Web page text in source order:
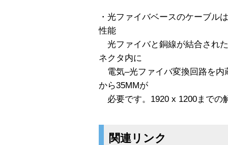
・光ファイバベースのケーブル
性能
光ファイバと銅線が結合され
ネクタ内に
電気–光ファイバ変換回路を内
から35MMが
必要です。1920 x 1200までの
関連リンク